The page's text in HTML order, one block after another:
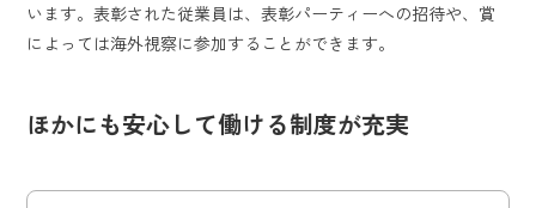
います。表彰された従業員は、表彰パーティーへの招待や、賞
によっては海外視察に参加することができます。
ほかにも安心して働ける制度が充実